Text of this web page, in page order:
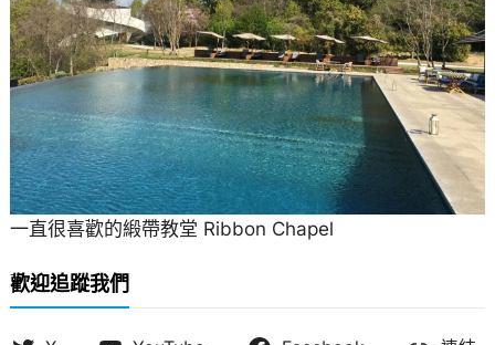
一直很喜歡的緞帶教堂 Ribbon Chapel
歡迎追蹤我們